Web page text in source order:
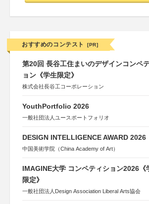
おすすめのコンテスト [PR]
第20回 長谷工住まいのデザインコンペ
ョン《学生限定》
株式会社長谷工コーポレーション
YouthPortfolio 2026
一般社団法人ユースポートフォリオ
DESIGN INTELLIGENCE AWARD 2026
中国美術学院（China Academy of Art）
IMAGINE大学 コンペティション2026《
限定》
一般社団法人Design Association Liberal Arts協会